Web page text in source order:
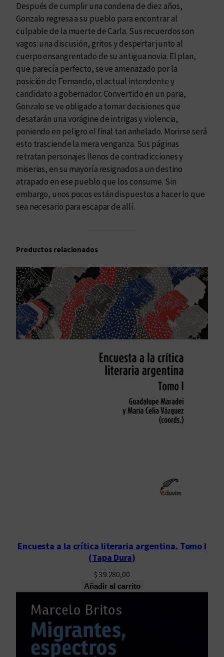
t
o
c
a
n
t
i
d
a
d
Después de cumplir una condena de diez años,
Gonzalo regresa a su pueblo para encontrar al
culpable de la muerte de Carla. Sus recuerdos son
vagos: una discusión, gritos y despertar junto al
cuerpo ensangrentado de su antigua novia. El plan,
que parecía perfecto, se ve amenazado por la
posición de Fernando, el actual intendente y
candidato a gobernador. Convertido en un paria,
Gonzalo se ve obligado a tomar decisiones que
desatarán una vorágine de intrigas y violencia,
poniendo en peligro el final tan anhelado. Morirse será
esto trasciende la mera venganza. Sus páginas
retratan personajes llenos de contradicciones y
miserias, en su mayoría resignados a un destino
atrapado en ese pueblo que los consume. Sin
embargo, unos pocos están dispuestos a hacer lo que
sea necesario para escapar de allí.
Productos relacionados
Encuesta a la crítica literaria argentina. Tomo I
(Tapa Dura)
$ 39.280,00
Añadir al carrito